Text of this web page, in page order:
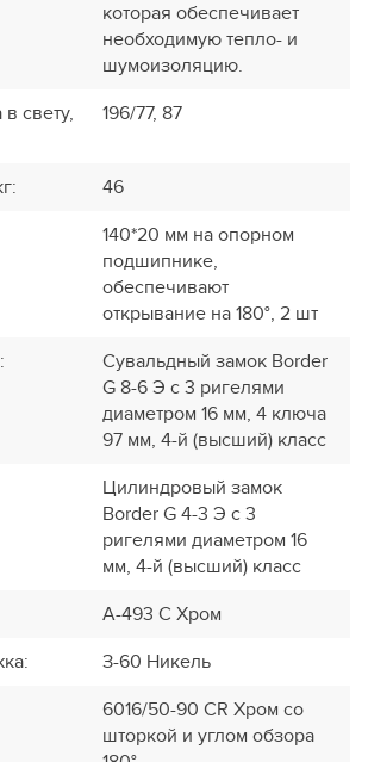
которая обеспечивает
необходимую тепло- и
шумоизоляцию.
свету,
196/77, 87
:
46
140*20 мм на опорном
подшипнике,
обеспечивают
открывание на 180°, 2 шт
:
Сувальдный замок Border
G 8-6 Э с 3 ригелями
диаметром 16 мм, 4 ключа
97 мм, 4-й (высший) класс
Цилиндровый замок
Border G 4-3 Э с 3
ригелями диаметром 16
мм, 4-й (высший) класс
A-493 C Хром
:
З-60 Никель
6016/50-90 CR Хром со
шторкой и углом обзора